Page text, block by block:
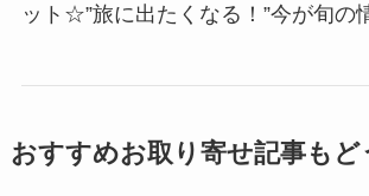
ット☆”旅に出たくなる！”今が旬の
おすすめお取り寄せ記事もど